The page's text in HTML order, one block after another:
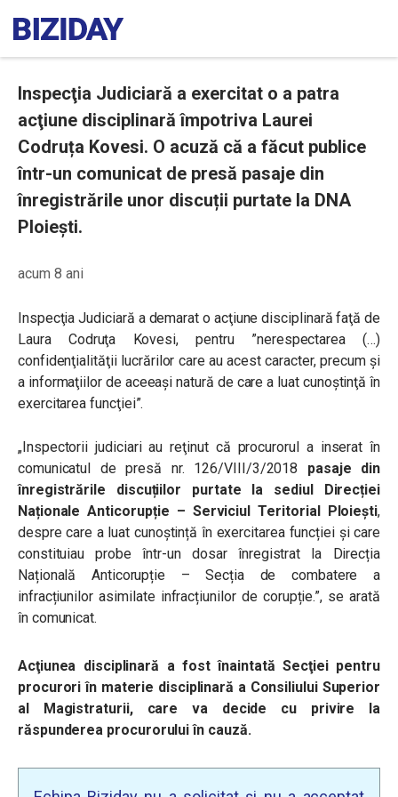
Inspecţia Judiciară a exercitat o a patra
acţiune disciplinară împotriva Laurei
Codruța Kovesi. O acuză că a făcut publice
într-un comunicat de presă pasaje din
înregistrările unor discuții purtate la DNA
Ploiești.
acum 8 ani
Inspecţia Judiciară a demarat o acţiune disciplinară faţă de
Laura Codruţa Kovesi, pentru ”nerespectarea (…)
confidenţialităţii lucrărilor care au acest caracter, precum şi
a informaţiilor de aceeaşi natură de care a luat cunoştinţă în
exercitarea funcţiei”.
„Inspectorii judiciari au reţinut că procurorul a inserat în
comunicatul de presă nr. 126/VIII/3/2018 pasaje din
înregistrările discuțiilor purtate la sediul Direcției
Naționale Anticorupție – Serviciul Teritorial Ploiești,
despre care a luat cunoștință în exercitarea funcției şi care
constituiau probe într-un dosar înregistrat la Direcția
Națională Anticorupție – Secția de combatere a
infracțiunilor asimilate infracțiunilor de corupție.”, se arată
în comunicat.
Acţiunea disciplinară a fost înaintată Secţiei pentru
procurori în materie disciplinară a Consiliului Superior
al Magistraturii, care va decide cu privire la
răspunderea procurorului în cauză.